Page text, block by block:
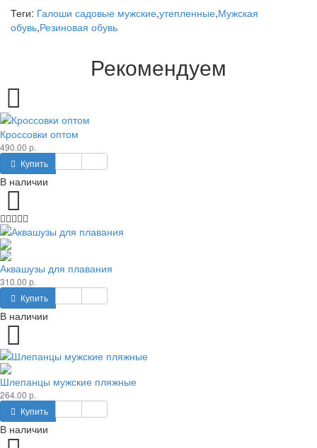
Теги: Галоши садовые мужские,утепленные,Мужская
обувь,Резиновая обувь
Рекомендуем
Кроссовки оптом
490.00 р.
Купить
В наличии
Аквашузы для плавания
310.00 р.
Купить
В наличии
Шлепанцы мужские пляжные
264.00 р.
Купить
В наличии